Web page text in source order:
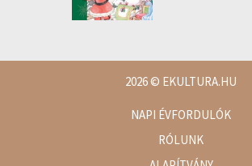
2026© EKULTURA.HU
NAPI ÉVFORDULÓK
RÓLUNK